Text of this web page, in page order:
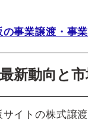
事業譲渡・事
新動向と
イトの株式譲